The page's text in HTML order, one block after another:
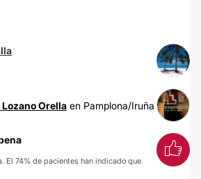
Lozano Orella en Pamplona/Iruña
El 74% de pacientes han indicado que